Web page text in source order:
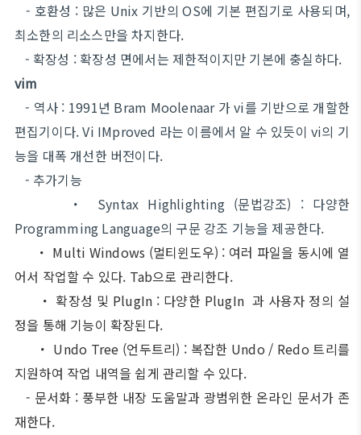
- 호환성 : 많은 Unix 기반의 OS에 기본 편집기로 사용되며,
최소한의 리소스만을 차지한다.
- 확장성 : 확장성 면에서는 제한적이지만 기본에 충실하다.
vim
- 역사 : 1991년 Bram Moolenaar 가 vi를 기반으로 개할한
편집기이다. Vi IMproved 라는 이름에서 알 수 있듯이 vi의 기
능을 대폭 개선한 버전이다.
- 추가기능
・ Syntax Highlighting (문법강조) : 다양한
Programming Language의 구문 강조 기능을 제공한다.
・ Multi Windows (멀티윈도우) : 여러 파일을 동시에 열
어서 작업할 수 있다. Tab으로 관리한다.
・ 확장성 및 PlugIn : 다양한 PlugIn 과 사용자 정의 설
정을 통해 기능이 확장된다.
・ Undo Tree (언두트리) : 복잡한 Undo / Redo 트리를
지원하여 작업 내역을 쉽게 관리할 수 있다.
- 문서화 : 풍부한 내장 도움말과 광범위한 온라인 문서가 존
재한다.